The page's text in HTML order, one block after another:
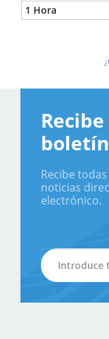
Recibe
noticias
electrónico.